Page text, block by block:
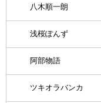
八木順一朗
浅桜ぽんず
阿部物語
ツキオラバンカ